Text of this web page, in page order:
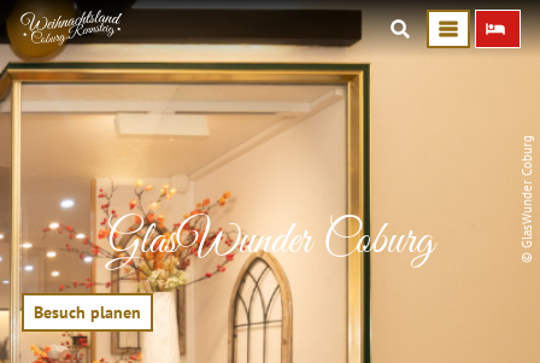
© GlasWunder Coburg
GlasWunder Coburg
Besuch planen